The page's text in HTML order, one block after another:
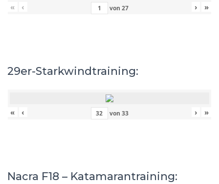
« ‹ von 27 › »
29er-Starkwindtraining:
« ‹ von 33 › »
Nacra F18 – Katamarantraining: